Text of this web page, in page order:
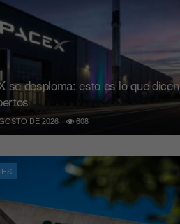
se desploma: esto es lo que dicen
DE 2026 608